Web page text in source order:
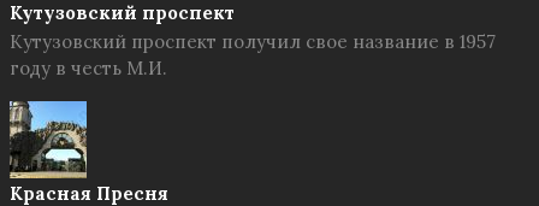
Кутузовский проспект
Кутузовский проспект получил свое название в 1957
году в честь М.И.
Красная Пресня